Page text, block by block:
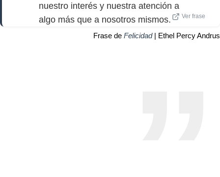
nuestro interés y nuestra atención a
algo más que a nosotros mismos.
Ver frase
Frase de Felicidad| Ethel Percy Andrus